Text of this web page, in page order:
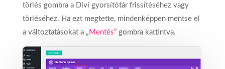
törlés gombra a Divi gyorsítótár frissítéséhez vagy
törléséhez. Ha ezt megtette, mindenképpen mentse el
a változtatásokat a „ Mentés” gombra kattintva.